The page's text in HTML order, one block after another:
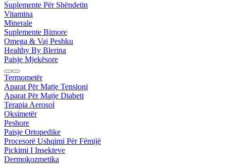
Suplemente Për Shëndetin
Vitamina
Minerale
Suplemente Bimore
Omega & Vaj Peshku
Healthy By Blerina
Paisje Mjekësore
Termometër
Aparat Për Matje Tensioni
Aparat Për Matje Diabeti
Terapia Aerosol
Oksimetër
Peshore
Paisje Ortopedike
Procesorë Ushqimi Për Fëmijë
Pickimi I Insekteve
Dermokozmetika